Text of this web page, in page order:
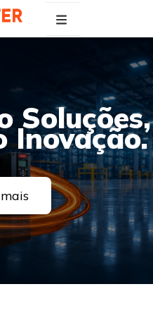
Soluções,
Inovação.